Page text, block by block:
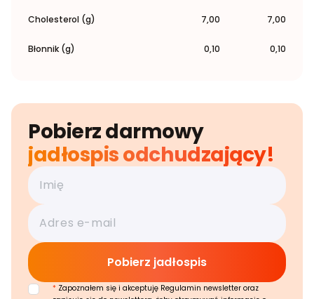
Cholesterol (g) 7,00 7,00
Błonnik (g) 0,10 0,10
Pobierz darmowy
jadłospis odchudzający!
* Zapoznałem się i akceptuję Regulamin newsletter oraz